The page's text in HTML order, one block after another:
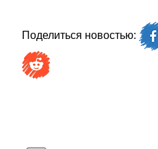
Поделиться новостью: